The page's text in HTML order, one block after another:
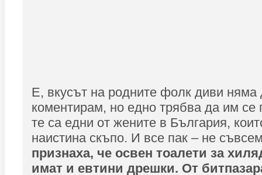
Е, вкусът на родните фолк диви няма
коментирам, но едно трябва да им се
те са едни от жените в България,
наистина скъпо. И все пак – не
признаха, че освен тоалети за
имат и евтини дрешки. От